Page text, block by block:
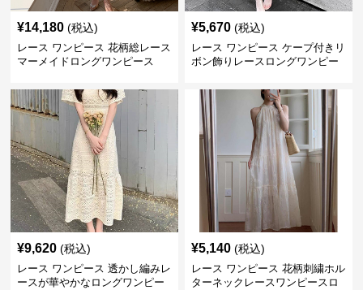
¥14,180 (税込)
レース ワンピース 花柄総レース
マーメイドロングワンピース
¥5,670 (税込)
レース ワンピース ケープ付きリ
ボン飾りレースロングワンピー
¥9,620 (税込)
レース ワンピース 透かし編みレ
ースが華やかなロングワンピー
¥5,140 (税込)
レース ワンピース 花柄刺繍ホル
ターネックレースワンピースロ